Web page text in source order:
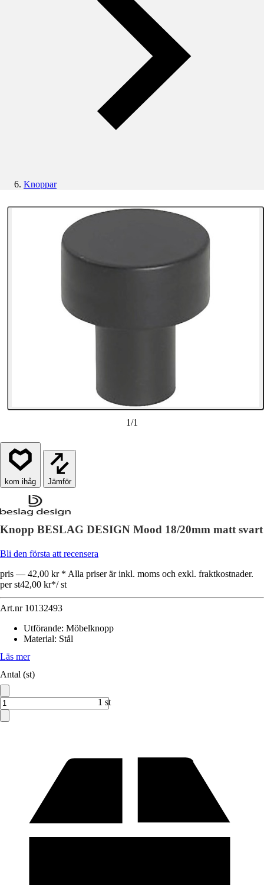
Knoppar
1/1
Jämför
Knopp BESLAG DESIGN Mood 18/20mm matt svart
Bli den första att recensera
pris — 42,00 kr * Alla priser är inkl. moms och exkl. fraktkostnader.
per st42,00 kr*/ st
Art.nr 10132493
Utförande: Möbelknopp
Material: Stål
Läs mer
Antal (st)
1 st